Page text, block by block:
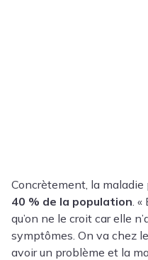
Concrètement, la
40 % de la population .
qu’on ne le croit car elle
symptômes. On va chez
avoir un problème et la